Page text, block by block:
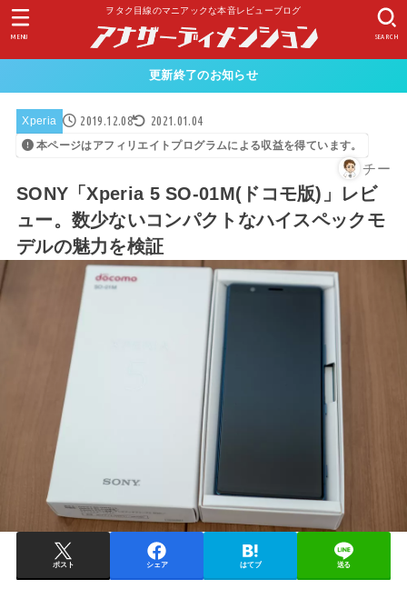
ヲタク目線のマニアックな本音レビューブログ
SEARCH
MENU
更新終了のお知らせ
Xperia 2019.12.08 2021.01.04
本ページはアフィリエイトプログラムによる収益を得ています。
チー
SONY「Xperia 5 SO-01M(ドコモ版)」レビ
ュー。数少ないコンパクトなハイスペックモ
デルの魅力を検証
ポスト シェア はてブ 送る